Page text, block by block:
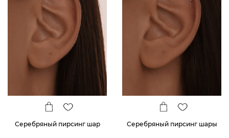
Серебряный пирсинг шар Серебряный пирсинг шары